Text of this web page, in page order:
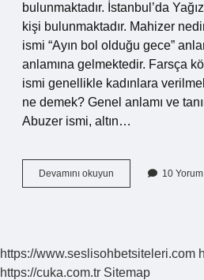
bulunmaktadır. İstanbul’da
kişi bulunmaktadır. Mahizer
ismi “Ayın bol olduğu gece”
anlamına gelmektedir. Farsça
ismi genellikle kadınlara
ne demek? Genel anlamı ve
Abuzer ismi, altın…
Devamını okuyun
Ne
10 Yorum
https://www.seslisohbetsiteleri.com
https://cuka.com.tr Sitemap